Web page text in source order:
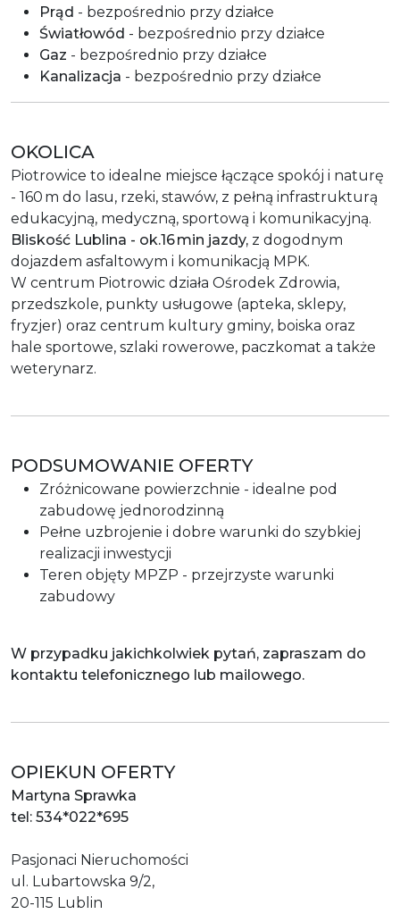
Prąd - bezpośrednio przy działce
Światłowód - bezpośrednio przy działce
Gaz - bezpośrednio przy działce
Kanalizacja - bezpośrednio przy działce
OKOLICA
Piotrowice to idealne miejsce łączące spokój i naturę
- 160 m do lasu, rzeki, stawów, z pełną infrastrukturą
edukacyjną, medyczną, sportową i komunikacyjną.
Bliskość Lublina - ok.16 min jazdy, z dogodnym
dojazdem asfaltowym i komunikacją MPK.
W centrum Piotrowic działa Ośrodek Zdrowia,
przedszkole, punkty usługowe (apteka, sklepy,
fryzjer) oraz centrum kultury gminy, boiska oraz
hale sportowe, szlaki rowerowe, paczkomat a także
weterynarz.
PODSUMOWANIE OFERTY
Zróżnicowane powierzchnie - idealne pod
zabudowę jednorodzinną
Pełne uzbrojenie i dobre warunki do szybkiej
realizacji inwestycji
Teren objęty MPZP - przejrzyste warunki
zabudowy
W przypadku jakichkolwiek pytań, zapraszam do
kontaktu telefonicznego lub mailowego.
OPIEKUN OFERTY
Martyna Sprawka
tel: 534*022*695
Pasjonaci Nieruchomości
ul. Lubartowska 9/2,
20-115 Lublin